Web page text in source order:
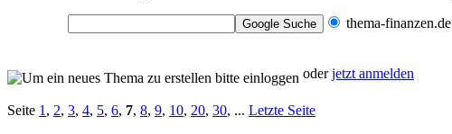
thema-finanzen.de
oderjetzt anmelden
Seite 1 , 2, 3, 4, 5, 6, 7, 8, 9, 10, 20, 30, ... Letzte Seite